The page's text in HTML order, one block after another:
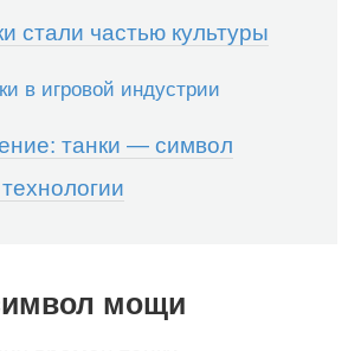
стали частью культуры
в игровой индустрии
танки — символ
мощи